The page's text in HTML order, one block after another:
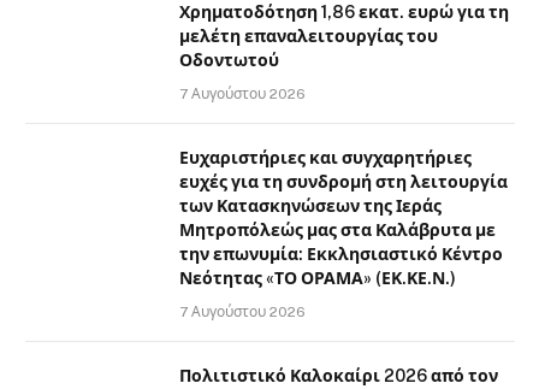
Χρηματοδότηση 1,86 εκατ. ευρώ για τη
μελέτη επαναλειτουργίας του
Οδοντωτού
7 Αυγούστου 2026
Ευχαριστήριες και συγχαρητήριες
ευχές για τη συνδρομή στη λειτουργία
των Κατασκηνώσεων της Ιεράς
Μητροπόλεώς μας στα Καλάβρυτα με
την επωνυμία: Εκκλησιαστικό Κέντρο
Νεότητας «ΤΟ ΟΡΑΜΑ» (ΕΚ.ΚΕ.Ν.)
7 Αυγούστου 2026
Πολιτιστικό Καλοκαίρι 2026 από τον